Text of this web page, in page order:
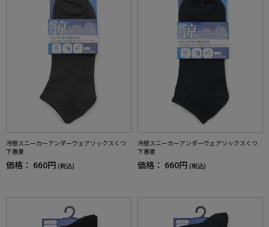
冷感スニーカーアンダーウェアソックスくつ
下春夏
価格： 660円 (税込)
冷感スニーカーアンダーウェアソックスくつ
下春夏
価格： 660円 (税込)